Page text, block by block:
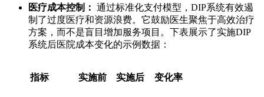
医疗成本控制： 通过标准化支付模型，DIP系统有效遏
制了过度医疗和资源浪费。它鼓励医生聚焦于高效治疗
方案，而不是盲目增加服务项目。下表展示了实施DIP
系统后医院成本变化的示例数据：
指标 实施前 实施后 变化率